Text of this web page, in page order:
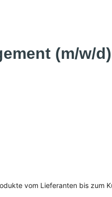
(m/w/d)
vom Lieferanten bis zum